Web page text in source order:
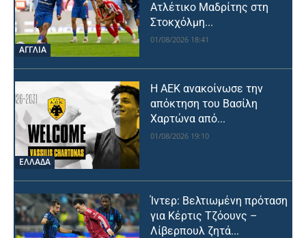
ΑΓΓΛΙΑ
Ατλέτικο Μαδρίτης στη
Στοκχόλμη...
01/08/2026 18:41
ΕΛΛΑΔΑ
Η ΑΕΚ ανακοίνωσε την
απόκτηση του Βασίλη
Χαρτώνα από...
01/08/2026 19:10
Ίντερ: Βελτιωμένη πρόταση
για Κέρτις Τζόουνς –
Λίβερπουλ ζητά...